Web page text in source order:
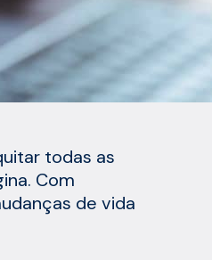
todas as
Com
de vida